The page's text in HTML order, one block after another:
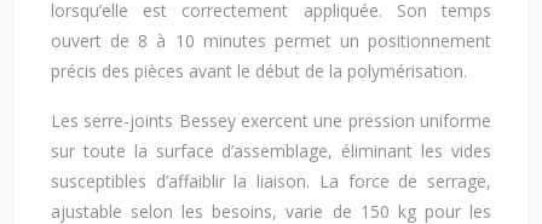
lorsqu’elle est correctement appliquée. Son temps
ouvert de 8 à 10 minutes permet un positionnement
précis des pièces avant le début de la polymérisation.
Les serre-joints Bessey exercent une pression uniforme
sur toute la surface d’assemblage, éliminant les vides
susceptibles d’affaiblir la liaison. La force de serrage,
ajustable selon les besoins, varie de 150 kg pour les